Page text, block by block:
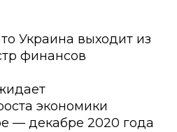
Украина выходит из
финансов
экономики
— декабре 2020 года